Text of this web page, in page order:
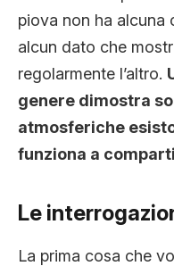
piova non ha alcuna
alcun dato che
regolarmente l’altro.
genere dimostra
atmosferiche
funziona a
Le
La prima cosa che